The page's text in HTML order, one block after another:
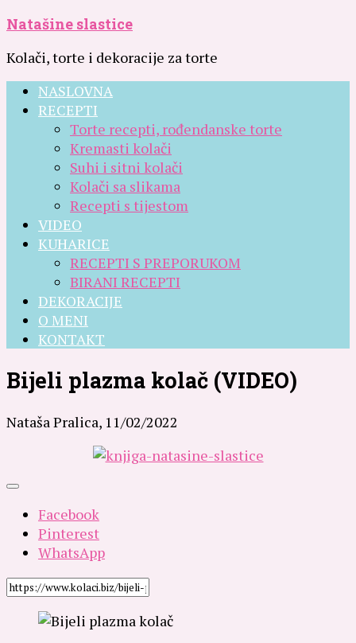
Natašine slastice
Kolači, torte i dekoracije za torte
NASLOVNA
RECEPTI
Torte recepti, rođendanske torte
Kremasti kolači
Suhi i sitni kolači
Kolači sa slikama
Recepti s tijestom
VIDEO
KUHARICE
RECEPTI S PREPORUKOM
BIRANI RECEPTI
DEKORACIJE
O MENI
KONTAKT
Bijeli plazma kolač (VIDEO)
Nataša Pralica, 11/02/2022
Facebook
Pinterest
WhatsApp